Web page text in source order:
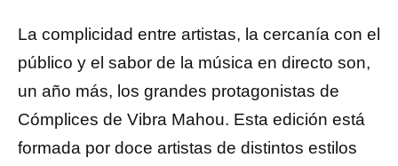
La complicidad entre artistas, la cercanía con el
público y el sabor de la música en directo son,
un año más, los grandes protagonistas de
Cómplices de Vibra Mahou. Esta edición está
formada por doce artistas de distintos estilos